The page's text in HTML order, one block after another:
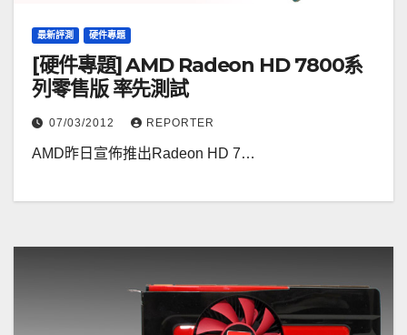
最新評測 硬件專題
[硬件專題] AMD Radeon HD 7800系
列零售版 率先測試
07/03/2012 REPORTER
AMD昨日宣佈推出Radeon HD 7…